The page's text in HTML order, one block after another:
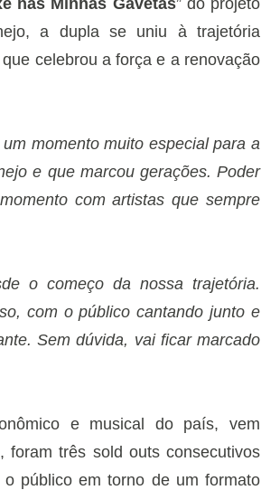
a dupla se uniu à trajetória
celebrou a força e a renovação
momento muito especial para a
e que marcou gerações. Poder
com artistas que sempre
o começo da nossa trajetória.
com o público cantando junto e
Sem dúvida, vai ficar marcado
e musical do país, vem
foram três sold outs consecutivos
público em torno de um formato